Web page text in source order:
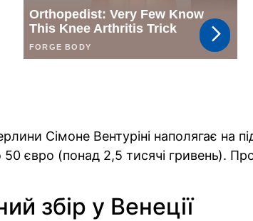
Сімоне Вентуріні наполягає на
50 євро (понад 2,5 тисячі гривень).
збір у Венеції